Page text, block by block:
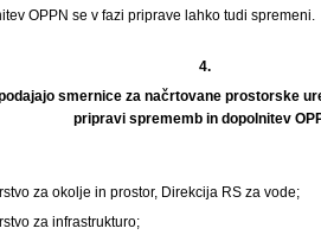
OPPN se v fazi priprave lahko tudi spremeni.
4.
smernice za načrtovane prostorske
pripravi sprememb in dopolnitev
za okolje in prostor, Direkcija RS za vode;
za infrastrukturo;